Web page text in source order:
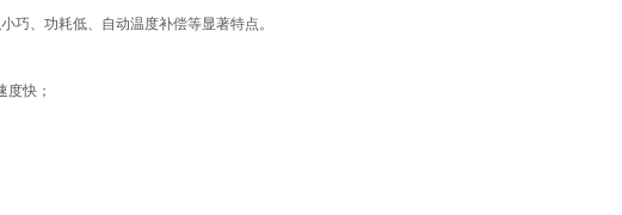
巧、功耗低、自动温度补偿等显著特点。
快；